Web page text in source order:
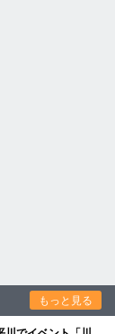
もっと見る